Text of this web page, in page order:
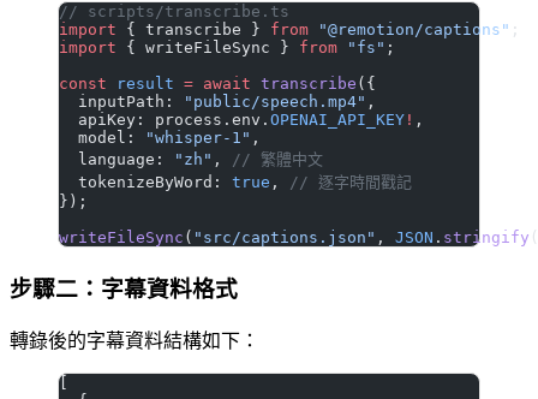
// scripts/transcribe.ts
import { transcribe } from "@remotion/captions" ;
import { writeFileSync } from "fs" ;
const result = await transcribe ({
  inputPath:
"public/speech.mp4" ,
  apiKey: process.env.
OPENAI_API_KEY ! ,
  model:
"whisper-1" ,
  language:
"zh" ,
// 繁體中文
  tokenizeByWord:
true ,
// 逐字時間戳記
});
writeFileSync ( "src/captions.json" , JSON . stringify
步驟二：字幕資料格式
轉錄後的字幕資料結構如下：
[